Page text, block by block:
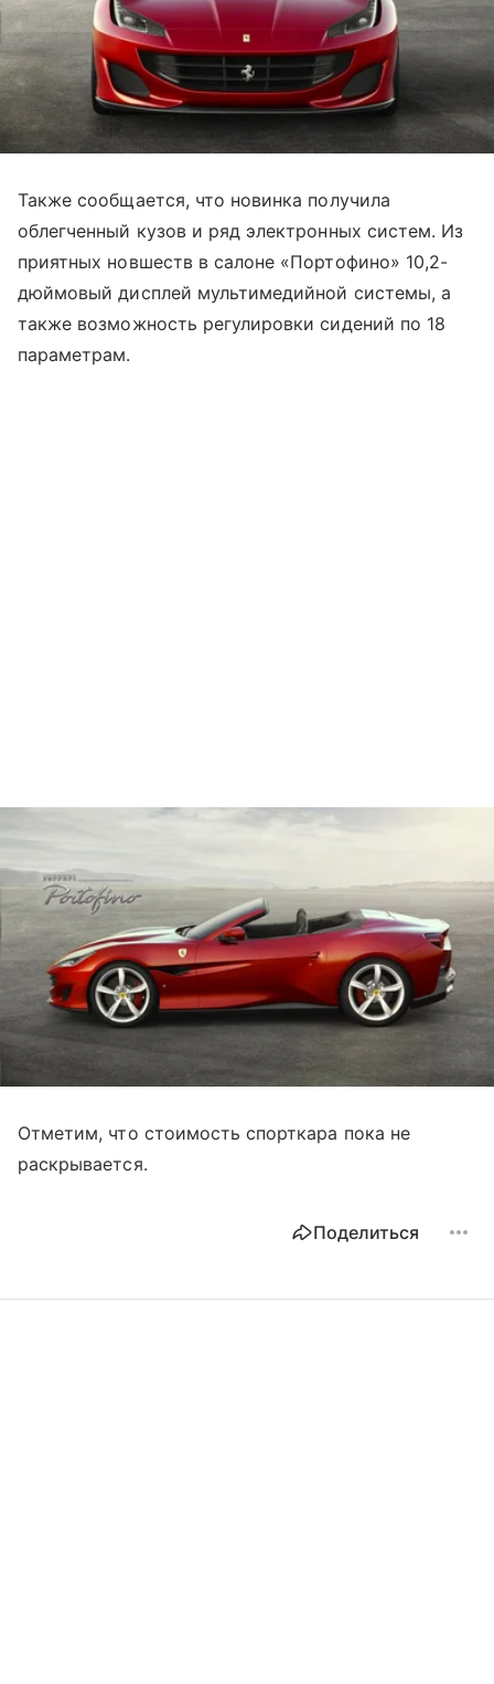
Также сообщается, что новинка получила
облегченный кузов и ряд электронных систем. Из
приятных новшеств в салоне «Портофино» 10,2-
дюймовый дисплей мультимедийной системы, а
также возможность регулировки сидений по 18
параметрам.
Отметим, что стоимость спорткара пока не
раскрывается.
Поделиться